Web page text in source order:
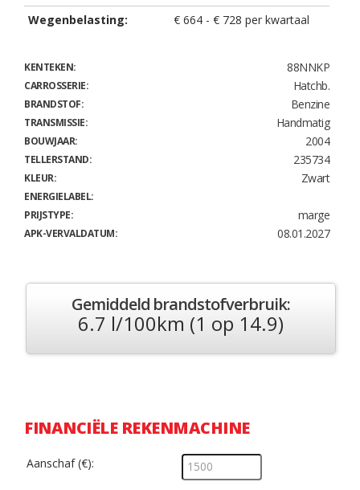
Wegenbelasting:
€ 664 - € 728 per kwartaal
KENTEKEN: 88NNKP
CARROSSERIE: Hatchb.
BRANDSTOF: Benzine
TRANSMISSIE: Handmatig
BOUWJAAR: 2004
TELLERSTAND: 235734
KLEUR: Zwart
ENERGIELABEL:
PRIJSTYPE:
marge
APK-VERVALDATUM: 08.01.2027
Gemiddeld brandstofverbruik:
6.7 l/100km (1 op 14.9)
FINANCIËLE REKENMACHINE
Aanschaf (€):